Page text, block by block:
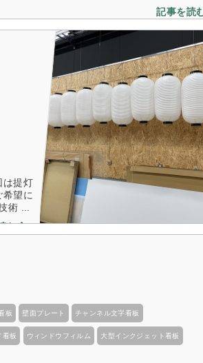
記事を読
は提灯
望に
術 ...
む
板 壁面プレート チャンネル文字看板
看板 ウィンドウフィルム 大型インクジェット看板